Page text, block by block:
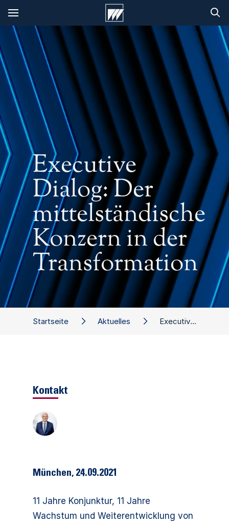
München, 24.09.2021
11 Jahre Konjunktur, 11 Jahre
Wachstum und Weiterentwicklung von
Startseite Aktuelles Executive Dialog: Der mittelständische Konzern in der Transformation
Kontakt
Executive
Dialog: Der
mittelständische
Konzern in der
Transformation